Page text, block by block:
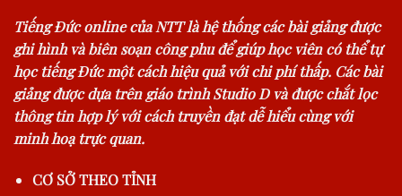
Tiếng Đức online của NTT là hệ thống các bài giảng được
ghi hình và biên soạn công phu để giúp học viên có thể tự
học tiếng Đức một cách hiệu quả với chi phí thấp. Các bài
giảng được dựa trên giáo trình Studio D và được chắt lọc
thông tin hợp lý với cách truyền đạt dễ hiểu cùng với
minh hoạ trực quan.
CƠ SỞ THEO TỈNH